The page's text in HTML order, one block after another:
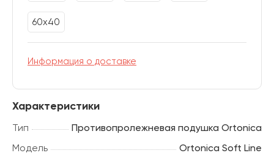
Характеристики
Тип
Противопролежневая подушка Ortonica
Модель
Ortonica Soft Line
60х40
Информация о доставке